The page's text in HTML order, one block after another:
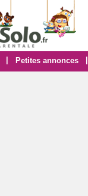
Petites annonces